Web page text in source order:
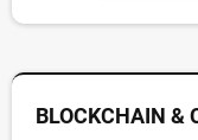
BLOCKCHAIN &